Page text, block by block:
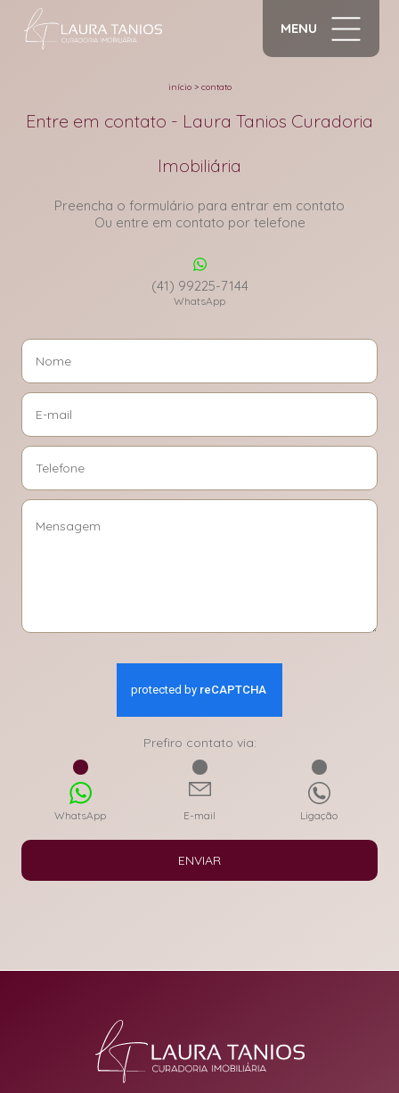
MENU
início> contato
Entre em contato - Laura Tanios Curadoria
Imobiliária
Preencha o formulário para entrar em contato
Ou entre em contato por telefone
(41) 99225-7144
WhatsApp
Prefiro contato via:
WhatsApp E-mail Ligação
ENVIAR